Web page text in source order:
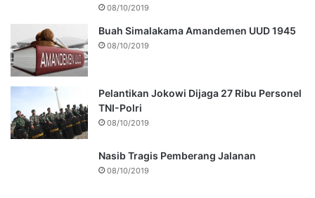
08/10/2019
Buah Simalakama Amandemen UUD 1945
08/10/2019
Pelantikan Jokowi Dijaga 27 Ribu Personel
TNI-Polri
08/10/2019
Nasib Tragis Pemberang Jalanan
08/10/2019